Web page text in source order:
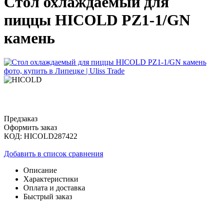
пиццы HICOLD PZ1-1/GN
камень
Предзаказ
Оформить заказ
КОД: HICOLD287422
Добавить в список сравнения
Описание
Характеристики
Оплата и доставка
Быстрый заказ